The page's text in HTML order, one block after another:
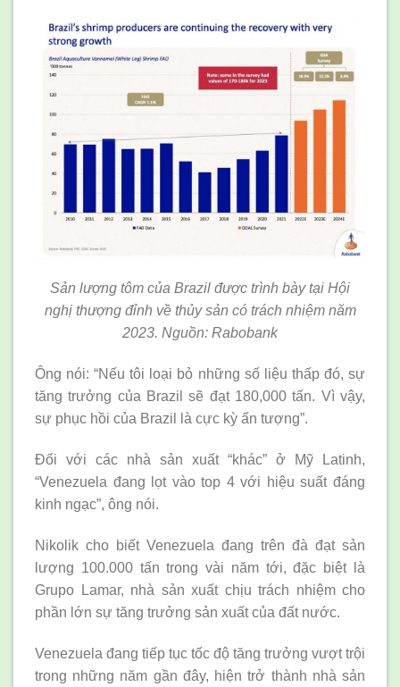
Sản lượng tôm của Brazil được trình bày tại Hội
nghị thượng đỉnh về thủy sản có trách nhiệm năm
2023. Nguồn: Rabobank
Ông nói: “Nếu tôi loại bỏ những số liệu thấp đó, sự
tăng trưởng của Brazil sẽ đạt 180,000 tấn. Vì vậy,
sự phục hồi của Brazil là cực kỳ ấn tượng”.
Đối với các nhà sản xuất “khác” ở Mỹ Latinh,
“Venezuela đang lọt vào top 4 với hiệu suất đáng
kinh ngạc”, ông nói.
Nikolik cho biết Venezuela đang trên đà đạt sản
lượng 100.000 tấn trong vài năm tới, đặc biệt là
Grupo Lamar, nhà sản xuất chịu trách nhiệm cho
phần lớn sự tăng trưởng sản xuất của đất nước.
Venezuela đang tiếp tục tốc độ tăng trưởng vượt trội
trong những năm gần đây, hiện trở thành nhà sản